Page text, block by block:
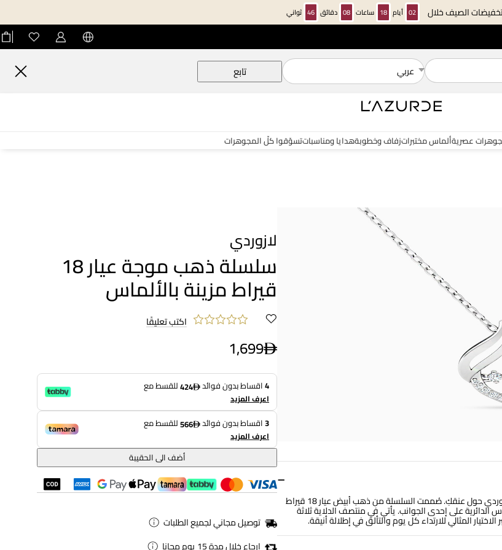
الصيف خلال 02 أيام 18 ساعات 08 دقائق 45 ثواني
عربي تابع
عصريةألماس مختبراتزفاف وخطوبةهدايا ومناسباتتسوّقوا كلّ المجوهرات
−
تألقي بإطلالة تشبه النجوم بمجرد وضع هذه السلسلة الرائعة من مجموعة ألماس لازوردي حول عنقكِ. صُممت السلسلة من ذهب أبيض عيار 18 قيراط
على إحدى الجوانب. يأتي في منتصف الدلاية ثلاثة
المثالي للارتداء كل يوم والتألق في إطلالة أنيقة.
لازوردي
سلسلة ذهب موجة عيار 18
قيراط مزينة بالألماس
اكتب تعليقًا
1,699
4اقساط بدون فوائد 424للقسط مع
اعرف المزيد
3اقساط بدون فوائد 566للقسط مع
اعرف المزيد
أضف الى الحقيبة
توصيل مجاني لجميع الطلبات
ارجاع خلال مدة 15 يوم مجانا